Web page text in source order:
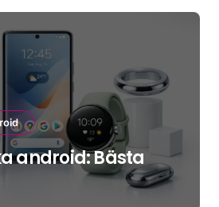
android: Bästa